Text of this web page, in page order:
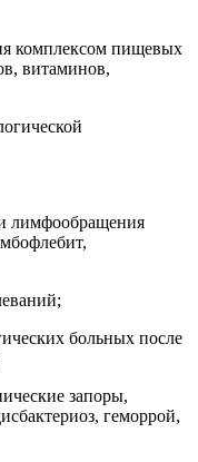
комплексом пищевых
витаминов,
лимфообращения
больных после
запоры,
геморрой,